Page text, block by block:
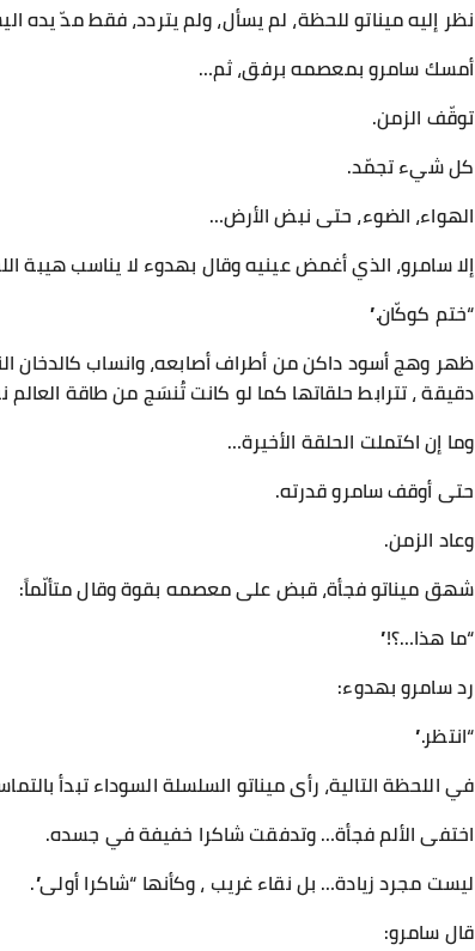
نظر إليه ميناتو للحظة، لم يسأل، ولم يتردد، فقط مدّ
أمسك سامرو بمعصمه برفق، ثم…
توقّف الزمن.
كل شيء تجمّد.
الهواء، الضوء، حتى نبض الأرض…
إلا سامرو، الذي أغمض عينيه وقال بهدوء لا يناسب هيبة
“ختم كوكّان.”
ظهر وهج أسود داكن من أطراف أصابعه، وانساب كالدخان
دقيقة ، تترابط حلقاتها كما لو كانت تُنسَج من طاقة
وما إن اكتملت الحلقة الأخيرة…
حتى أوقف سامرو قدرته.
وعاد الزمن.
شهق ميناتو فجأة، قبض على معصمه بقوة وقال متألّماً:
“ما هذا…؟!”
رد سامرو بهدوء:
“انتظر.”
في اللحظة التالية، رأى ميناتو السلسلة السوداء تبدأ
اختفى الألم فجأة… وتدفقت شاكرا خفيفة في جسده.
ليست مجرد زيادة… بل نقاء غريب ، وكأنها “شاكرا أولى”.
قال سامرو: